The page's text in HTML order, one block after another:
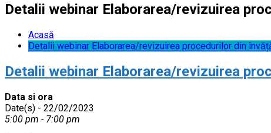
Detalii webinar Elaborarea/revizuirea
Acasă
Detalii webinar Elaborarea/revizuirea procedurilor din
Detalii webinar Elaborarea/revizuirea
Data si ora
Date(s) - 22/02/2023
5:00 pm - 7:00 pm